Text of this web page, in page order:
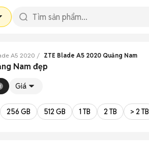
A5 2020 ZTE Blade A5 2020 Quảng Nam
Nam đẹp
Giá
256 GB 512 GB 1 TB 2 TB > 2 TB